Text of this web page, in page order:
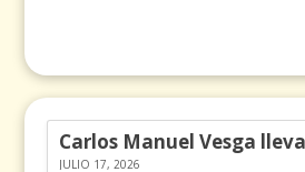
JULIO 17, 2026